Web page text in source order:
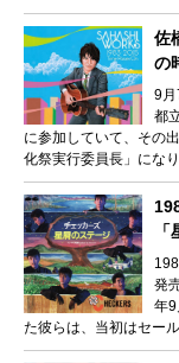
佐
の
9月
都
に参加していて、その
化祭実行委員長」になり
発
年9
た彼らは、当初はセー